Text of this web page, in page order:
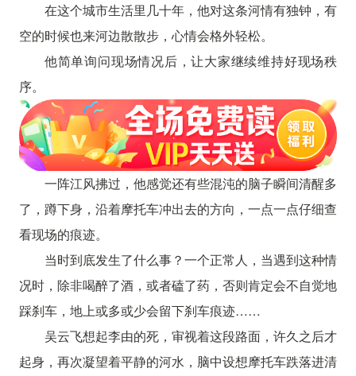
在这个城市生活里几十年，他对这条河情有独钟，有
空的时候也来河边散散步，心情会格外轻松。
他简单询问现场情况后，让大家继续维持好现场秩
序。
一阵江风拂过，他感觉还有些混沌的脑子瞬间清醒多
了，蹲下身，沿着摩托车冲出去的方向，一点一点仔细查
看现场的痕迹。
当时到底发生了什么事？一个正常人，当遇到这种情
况时，除非喝醉了酒，或者磕了药，否则肯定会不自觉地
踩刹车，地上或多或少会留下刹车痕迹……
吴云飞想起李由的死，审视着这段路面，许久之后才
起身，再次凝望着平静的河水，脑中设想摩托车跌落进清